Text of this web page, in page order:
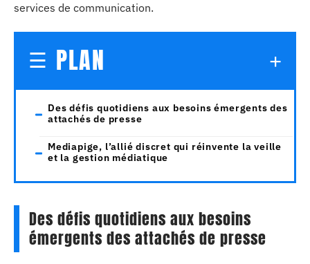
services de communication.
PLAN
Des défis quotidiens aux besoins émergents des
attachés de presse
Mediapige, l’allié discret qui réinvente la veille
et la gestion médiatique
Des défis quotidiens aux besoins
émergents des attachés de presse